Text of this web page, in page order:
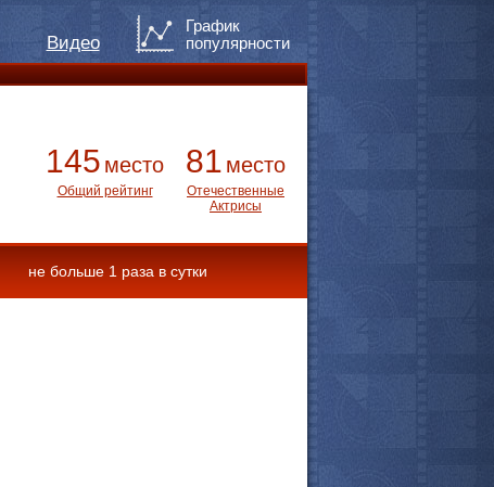
Видео
График
популярности
145 место
Общий рейтинг
81 место
Отечественные
Актрисы
не больше 1 раза в сутки